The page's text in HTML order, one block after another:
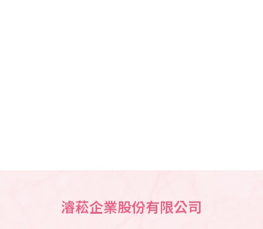
濬菘企業股份有限公司